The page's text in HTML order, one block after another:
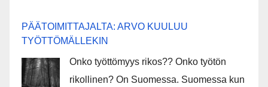
PÄÄTOIMITTAJALTA: ARVO KUULUU
TYÖTTÖMÄLLEKIN
Onko työttömyys rikos?? Onko työtön
rikollinen? On Suomessa. Suomessa kun